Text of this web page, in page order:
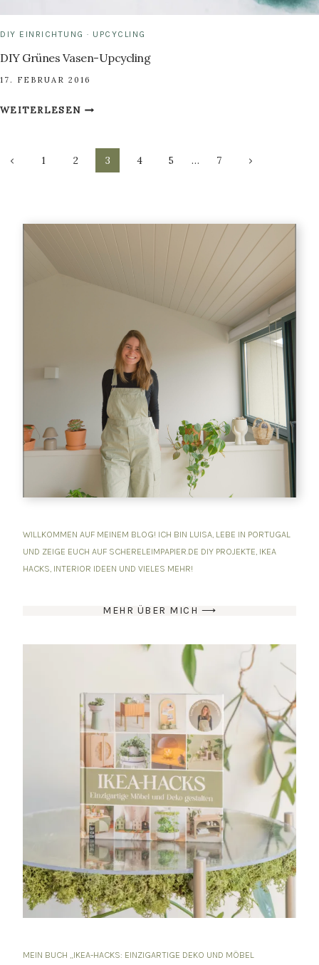
DIY EINRICHTUNG · UPCYCLING
DIY Grünes Vasen-Upcycling
17. FEBRUAR 2016
WEITERLESENDIY
UPCYCLING
Seitennavigation
Vorherige
1 2 3 4 5 … 7
Nächste
WILLKOMMEN AUF MEINEM BLOG! ICH BIN LUISA, LEBE IN PORTUGAL
UND ZEIGE EUCH AUF SCHERELEIMPAPIER.DE DIY PROJEKTE, IKEA
HACKS, INTERIOR IDEEN UND VIELES MEHR!
MEHR ÜBER MICH ⟶
MEIN BUCH „IKEA-HACKS: EINZIGARTIGE DEKO UND MÖBEL